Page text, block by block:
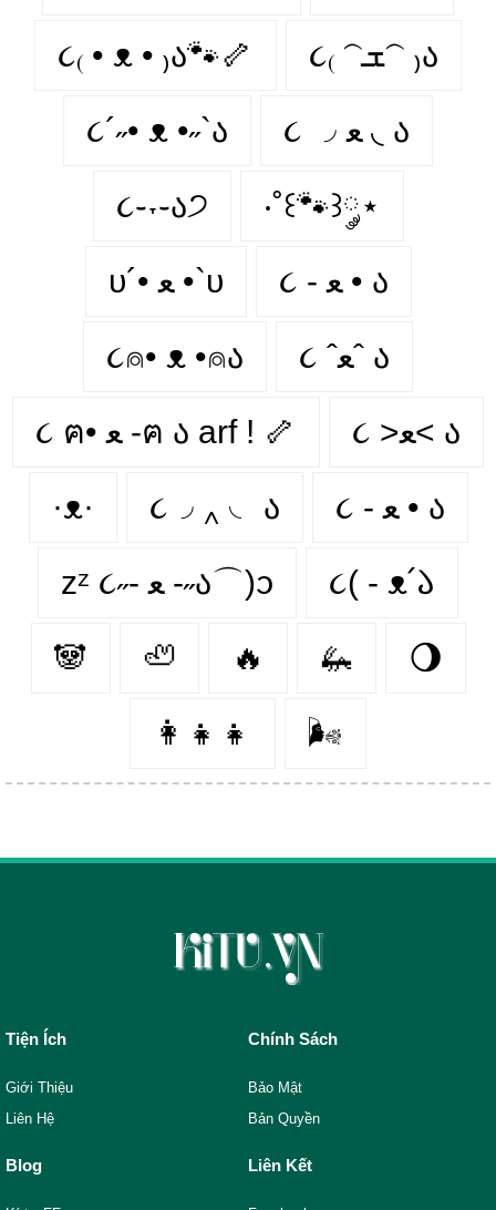
૮₍ • ᴥ • ₎ა🐾🦴 ૮₍ 𝁽ܫ𝁽 ₎ა
૮´˶• ᴥ •˶`ა ૮ ◞ ﻌ ◟ ა
૮֊˕֊ა੭ ‧˚꒰🐾꒱༘⋆
υ´• ﻌ •`υ ૮ - ﻌ • ა
૮⍝• ᴥ •⍝ა ૮ ˆﻌˆ ა
૮ ฅ• ﻌ -ฅ ა arf ! 🦴 ૮ >ﻌ< ა
·ᴥ· ૮◞ ‸ ◟ ა ૮ - ﻌ • ა⁩
zᶻ ૮˶- ﻌ -˶ა⌒)ᦱ ૮( - ᴥ՛𑁬
🐼 🦥 🔥 🦗 🌖
👩‍👧‍👧 🌬️
Tiện Ích
Giới Thiệu
Liên Hệ
Chính Sách
Bảo Mật
Bản Quyền
Blog Liên Kết